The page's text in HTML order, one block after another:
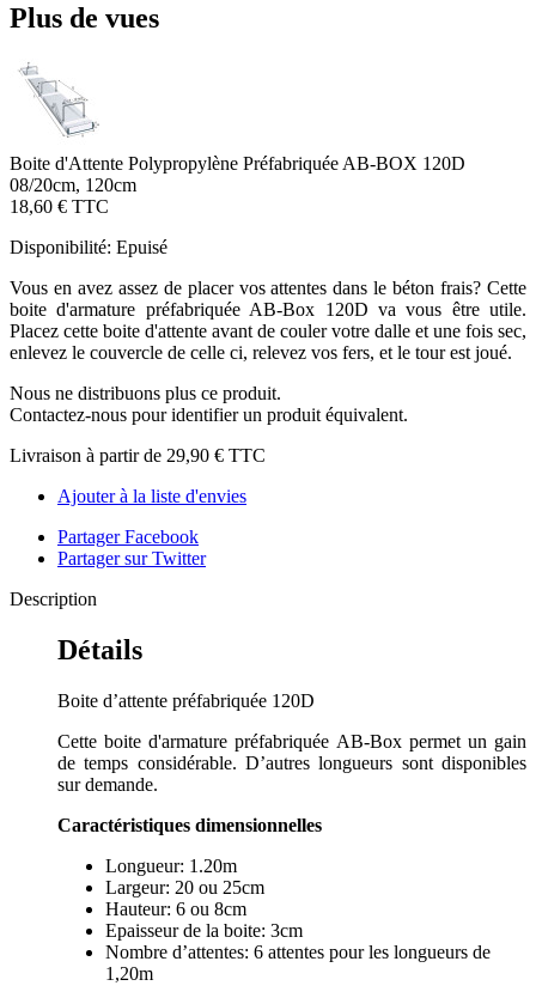
Plus de vues
Boite d'Attente Polypropylène Préfabriquée AB-BOX 120D
08/20cm, 120cm
18,60 € TTC
Disponibilité: Epuisé
Vous en avez assez de placer vos attentes dans le béton frais? Cette
boite d'armature préfabriquée AB-Box 120D va vous être utile.
Placez cette boite d'attente avant de couler votre dalle et une fois sec,
enlevez le couvercle de celle ci, relevez vos fers, et le tour est joué.
Nous ne distribuons plus ce produit.
Contactez-nous pour identifier un produit équivalent.
Livraison à partir de 29,90 € TTC
Ajouter à la liste d'envies
Partager Facebook
Partager sur Twitter
Description
Détails
Boite d’attente préfabriquée 120D
Cette boite d'armature préfabriquée AB-Box permet un gain
de temps considérable. D’autres longueurs sont disponibles
sur demande.
Caractéristiques dimensionnelles
Longueur: 1.20m
Largeur: 20 ou 25cm
Hauteur: 6 ou 8cm
Epaisseur de la boite: 3cm
Nombre d’attentes: 6 attentes pour les longueurs de
1,20m